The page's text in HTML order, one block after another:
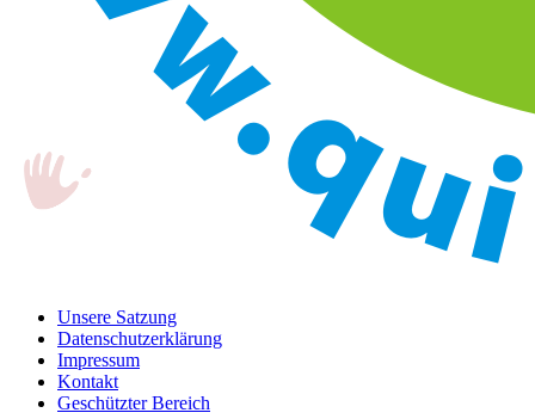
Unsere Satzung
Datenschutzerklärung
Impressum
Kontakt
Geschützter Bereich